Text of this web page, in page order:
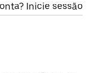
Inicie sessão